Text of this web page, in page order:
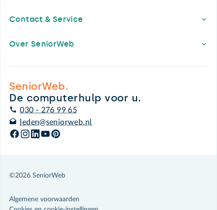
Contact & Service
Over SeniorWeb
SeniorWeb.
De computerhulp voor u.
030 - 276 99 65
leden@seniorweb.nl
©2026 SeniorWeb
Algemene voorwaarden